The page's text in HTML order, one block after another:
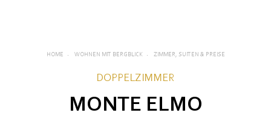
Zimmer, Suiten & Preise
Inklusivleistungen
Gut zu wissen
HOME WOHNEN MIT BERGBLICK ZIMMER, SUITEN & PREISE
DOPPELZIMMER
MONTE ELMO